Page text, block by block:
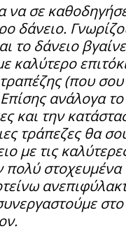
σε
δάνειο.
το δάνειο
καλύτερο
(που σου
ανάλογα το
και την
τράπεζες θα
με τις
πολύ στοχευμένα
στο